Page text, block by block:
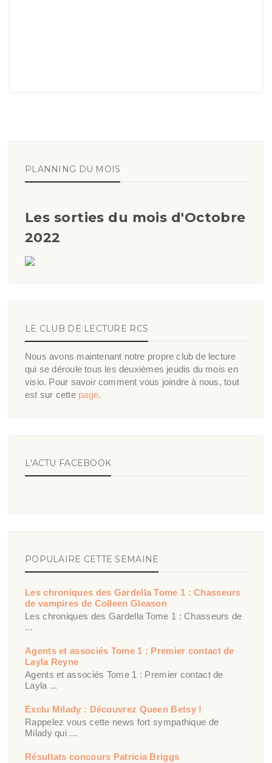
PLANNING DU MOIS
Les sorties du mois d'Octobre
2022
LE CLUB DE LECTURE RCS
Nous avons maintenant notre propre club de lecture
qui se déroule tous les deuxièmes jeudis du mois en
visio. Pour savoir comment vous joindre à nous, tout
est sur cette page.
L'ACTU FACEBOOK
POPULAIRE CETTE SEMAINE
Les chroniques des Gardella Tome 1 : Chasseurs
de vampires de Colleen Gleason
Les chroniques des Gardella Tome 1 : Chasseurs de
...
Agents et associés Tome 1 : Premier contact de
Layla Reyne
Agents et associés Tome 1 : Premier contact de
Layla ...
Exclu Milady : Découvrez Queen Betsy !
Rappelez vous cette news fort sympathique de
Milady qui ...
Résultats concours Patricia Briggs